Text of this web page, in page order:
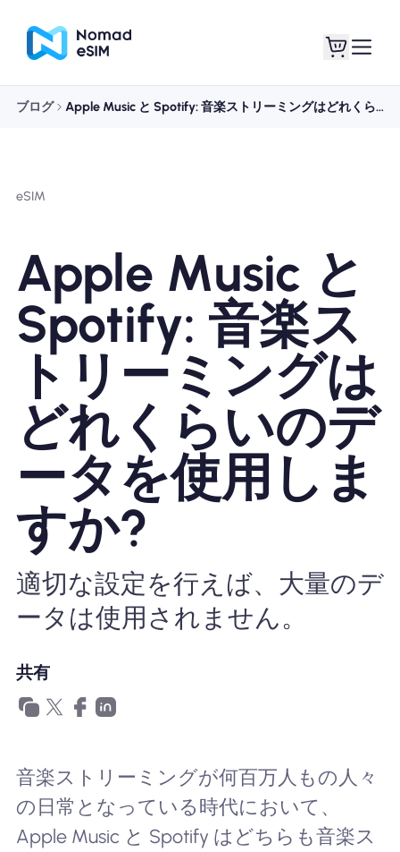
ショッププラン
eSIMについて
Nomad eSIMを使用する理由
eSIMの使用
企業
ブログ Apple Music と Spotify: 音楽ストリーミングはどれくらいのデータを使用しますか?
eSIM
Apple Music と
Spotify: 音楽ス
トリーミングは
どれくらいのデ
ータを使用しま
すか?
適切な設定を行えば、大量のデ
ータは使用されません。
共有
音楽ストリーミングが何百万人もの人々
の日常となっている時代において、
Apple Music と Spotify はどちらも音楽ス